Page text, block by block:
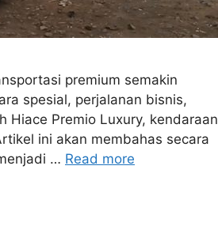
premium semakin
spesial, perjalanan bisnis,
Hiace Premio Luxury, kendaraan
ini akan membahas secara
… Read more